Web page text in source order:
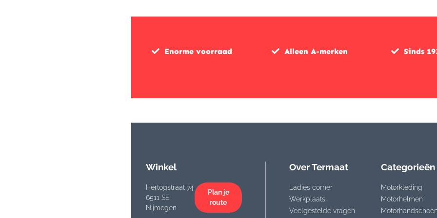
Enorme voorraad Alleen A-merken Sinds
Winkel
Hertogstraat 74
6511 SE
Nijmegen
Plan je
route
Over Termaat
Ladies corner
Werkplaats
Veelgestelde vragen
Categorieën
Motorkleding
Motorhelmen